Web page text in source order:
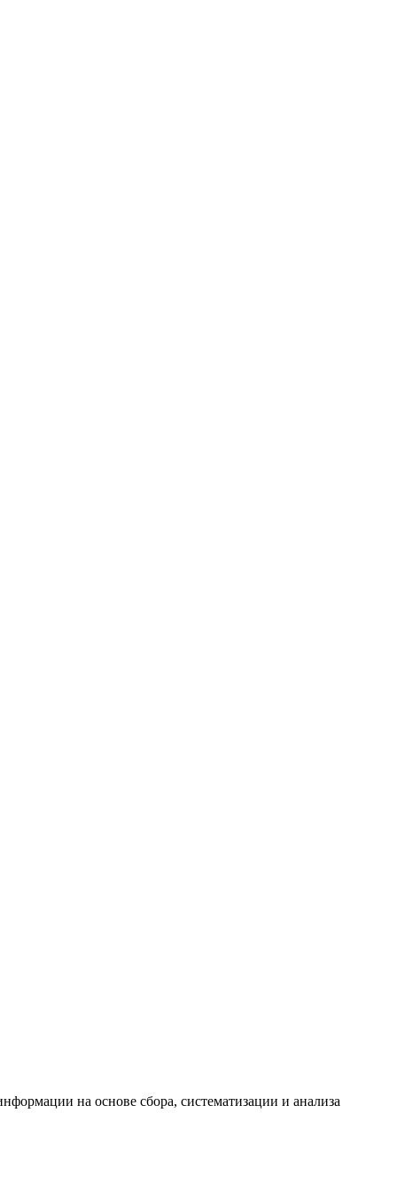
на основе сбора, систематизации и анализа